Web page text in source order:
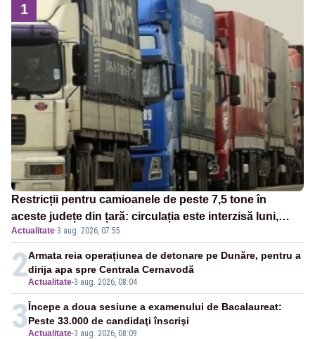
1
Restricții pentru camioanele de peste 7,5 tone în
aceste județe din țară: circulația este interzisă luni,
între orele 12:00 și 20:00
Actualitate·3 aug. 2026, 07:55
2Actualitate-3 aug. 2026, 08:04
Armata reia operațiunea de detonare pe Dunăre, pentru a
dirija apa spre Centrala Cernavodă
3Actualitate-3 aug. 2026, 08:09
Începe a doua sesiune a examenului de Bacalaureat:
Peste 33.000 de candidaţi înscrişi